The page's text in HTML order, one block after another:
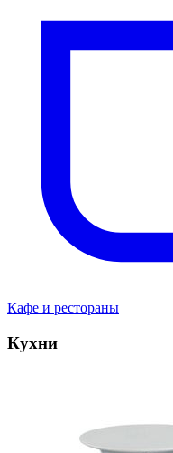
Кафе и рестораны
Кухни